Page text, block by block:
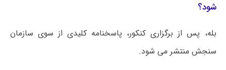
شود؟
بله، پس از برگزاری کنکور، پاسخنامه کلیدی از سوی سازمان
سنجش منتشر می شود.